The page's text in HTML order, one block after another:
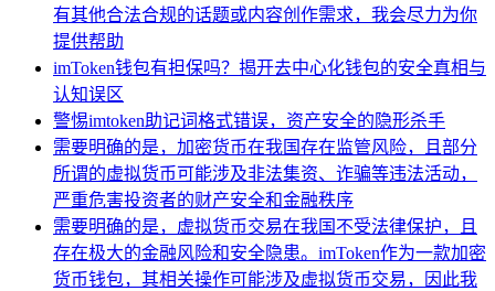
有其他合法合规的话题或内容创作需求，我会尽力为你
提供帮助
imToken钱包有担保吗？揭开去中心化钱包的安全真相与
认知误区
警惕imtoken助记词格式错误，资产安全的隐形杀手
需要明确的是，加密货币在我国存在监管风险，且部分
所谓的虚拟货币可能涉及非法集资、诈骗等违法活动，
严重危害投资者的财产安全和金融秩序
需要明确的是，虚拟货币交易在我国不受法律保护，且
存在极大的金融风险和安全隐患。imToken作为一款加密
货币钱包，其相关操作可能涉及虚拟货币交易，因此我